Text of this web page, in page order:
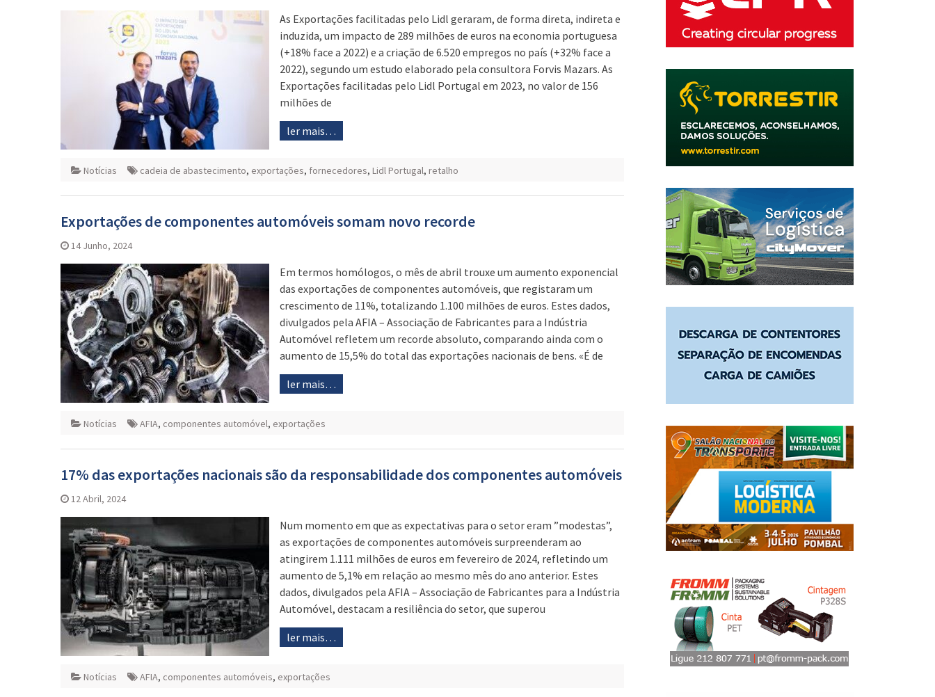
As Exportações facilitadas pelo Lidl geraram, de forma direta, indireta e
induzida, um impacto de 289 milhões de euros na economia portuguesa
(+18% face a 2022) e a criação de 6.520 empregos no país (+32% face a
2022), segundo um estudo elaborado pela consultora Forvis Mazars. As
Exportações facilitadas pelo Lidl Portugal em 2023, no valor de 156
milhões de
ler mais…
Notícias cadeia de abastecimento, exportações, fornecedores, Lidl Portugal, retalho
Exportações de componentes automóveis somam novo recorde
14 Junho, 2024
Em termos homólogos, o mês de abril trouxe um aumento exponencial
das exportações de componentes automóveis, que registaram um
crescimento de 11%, totalizando 1.100 milhões de euros. Estes dados,
divulgados pela AFIA – Associação de Fabricantes para a Indústria
Automóvel refletem um recorde absoluto, comparando ainda com o
aumento de 15,5% do total das exportações nacionais de bens. «É de
ler mais…
Notícias AFIA, componentes automóvel, exportações
17% das exportações nacionais são da responsabilidade dos componentes automóveis
12 Abril, 2024
Num momento em que as expectativas para o setor eram ”modestas”,
as exportações de componentes automóveis surpreenderam ao
atingirem 1.111 milhões de euros em fevereiro de 2024, refletindo um
aumento de 5,1% em relação ao mesmo mês do ano anterior. Estes
dados, divulgados pela AFIA – Associação de Fabricantes para a Indústria
Automóvel, destacam a resiliência do setor, que superou
ler mais…
Notícias AFIA, componentes automóveis, exportações